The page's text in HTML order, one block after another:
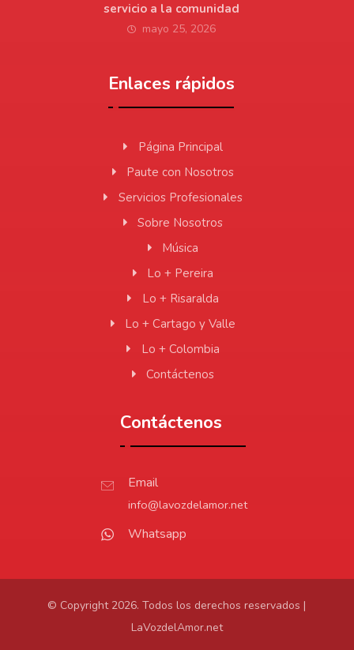
servicio a la comunidad
mayo 25, 2026
Enlaces rápidos
Página Principal
Paute con Nosotros
Servicios Profesionales
Sobre Nosotros
Música
Lo + Pereira
Lo + Risaralda
Lo + Cartago y Valle
Lo + Colombia
Contáctenos
Contáctenos
Email
info@lavozdelamor.net
Whatsapp
© Copyright 2026. Todos los derechos reservados |
LaVozdelAmor.net